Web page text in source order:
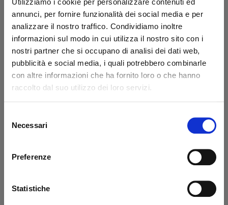
annunci, per fornire funzionalità dei social media e per
analizzare il nostro traffico. Condividiamo inoltre
informazioni sul modo in cui utilizza il nostro sito con i
nostri partner che si occupano di analisi dei dati web,
pubblicità e social media, i quali potrebbero combinarle
con altre informazioni che ha fornito loro o che hanno
raccolto dal suo utilizzo dei loro servizi.
delNecessari
Preferenze
Statistiche
Cilindro di
sollevamento BAR Ø
Disponibile
Cilindro di
sollevamento BAR Ø
Codice: 10108B
Da ordinare